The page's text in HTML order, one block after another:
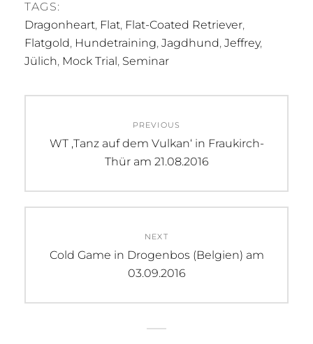
TAGS:
Dragonheart, Flat, Flat-Coated Retriever,
Flatgold, Hundetraining, Jagdhund, Jeffrey,
Jülich, Mock Trial, Seminar
PREVIOUS
Previous
WT ‚Tanz auf dem Vulkan‘ in Fraukirch-
Thür am 21.08.2016
NEXT
Next
Cold Game in Drogenbos (Belgien) am
03.09.2016